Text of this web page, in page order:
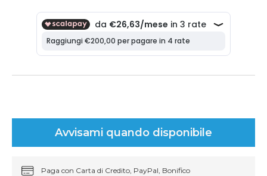
Avvisami quando disponibile
Paga con Carta di Credito, PayPal, Bonifico